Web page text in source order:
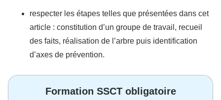
respecter les étapes telles que présentées dans cet
article : constitution d’un groupe de travail, recueil
des faits, réalisation de l’arbre puis identification
d’axes de prévention.
Formation SSCT obligatoire